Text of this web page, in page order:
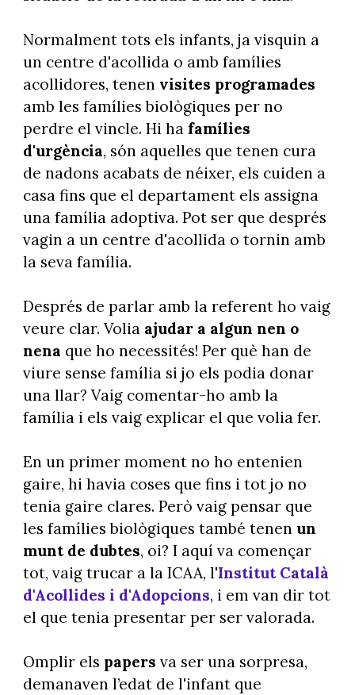
Normalment tots els infants, ja visquin a
un centre d'acollida o amb famílies
acollidores, tenen visites programades
amb les famílies biològiques per no
perdre el vincle. Hi ha famílies
d'urgència, són aquelles que tenen cura
de nadons acabats de néixer, els cuiden a
casa fins que el departament els assigna
una família adoptiva. Pot ser que després
vagin a un centre d'acollida o tornin amb
la seva família.
Després de parlar amb la referent ho vaig
veure clar. Volia ajudar a algun nen o
nena que ho necessités! Per què han de
viure sense família si jo els podia donar
una llar? Vaig comentar-ho amb la
família i els vaig explicar el que volia fer.
En un primer moment no ho entenien
gaire, hi havia coses que fins i tot jo no
tenia gaire clares. Però vaig pensar que
les famílies biològiques també tenenun
munt de dubtes, oi? I aquí va començar
tot, vaig trucar a la ICAA, l'Institut Català
d'Acollides i d'Adopcions, i em van dir tot
el que tenia presentar per ser valorada.
Omplir els papers va ser una sorpresa,
demanaven l’edat de l'infant que